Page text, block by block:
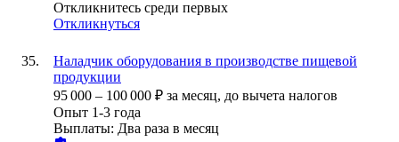
Откликнитесь среди первых
Откликнуться
Наладчик оборудования в производстве пищевой
продукции
95 000 – 100 000 ₽ за месяц, до вычета налогов
Опыт 1-3 года
Выплаты: Два раза в месяц